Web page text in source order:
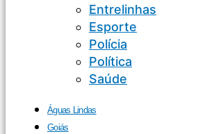
Entrelinhas
Esporte
Polícia
Política
Saúde
Águas Lindas
Goiás